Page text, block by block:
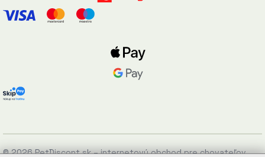
© 2026 PetDiscont.sk – internetový obchod pre chovateľov.